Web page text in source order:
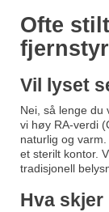
Ofte
Vil lyset
Nei, så lenge du
vi høy RA-verdi
naturlig og
et sterilt kontor.
tradisjonell
Hva